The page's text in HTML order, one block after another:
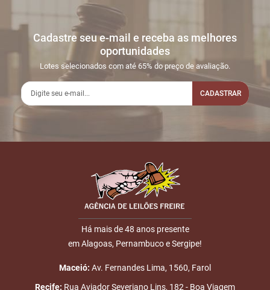
Cadastre seu e-mail e receba as melhores
oportunidades
Lotes selecionados com até 65% do preço de avaliação.
CADASTRAR
Há mais de 48 anos presente
em Alagoas, Pernambuco e Sergipe!
Maceió: Av. Fernandes Lima, 1560, Farol
Recife: Rua Aviador Severiano Lins, 182 - Boa Viagem